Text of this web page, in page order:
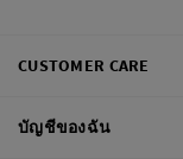
CUSTOMER CARE
บัญชีของฉัน